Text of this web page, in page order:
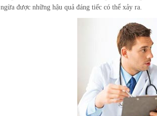
ngừa được những hậu quả đáng tiếc có thể xảy ra.